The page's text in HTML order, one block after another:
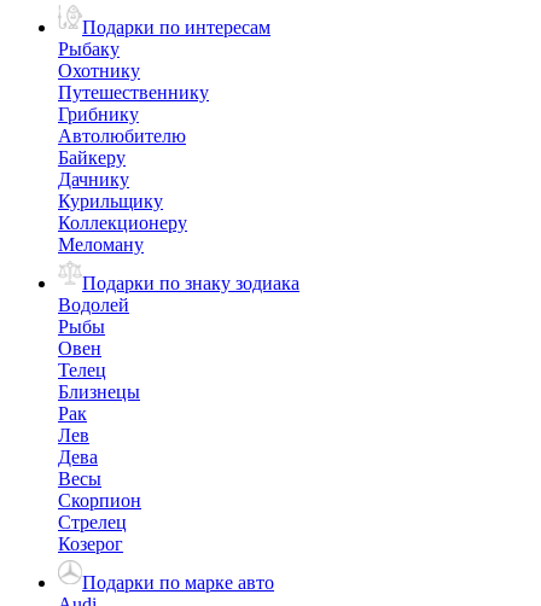
Подарки по интересам
Рыбаку
Охотнику
Путешественнику
Грибнику
Автолюбителю
Байкеру
Дачнику
Курильщику
Коллекционеру
Меломану
Подарки по знаку зодиака
Водолей
Рыбы
Овен
Телец
Близнецы
Рак
Лев
Дева
Весы
Скорпион
Стрелец
Козерог
Подарки по марке авто